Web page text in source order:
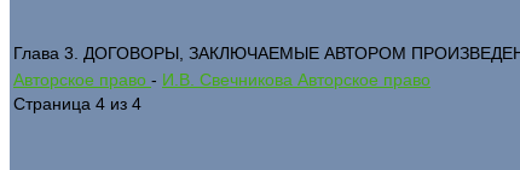
Глава 3. ДОГОВОРЫ, ЗАКЛЮЧАЕМЫЕ АВТОРОМ
Авторское право - И.В. Свечникова Авторское право
Страница 4 из 4